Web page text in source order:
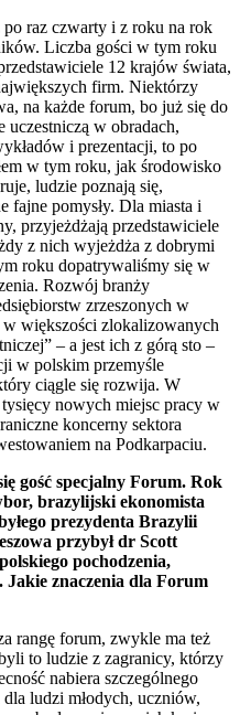
raz czwarty i z roku na rok
Liczba gości w tym roku
12 krajów świata,
firm. Niektórzy
na każde forum, bo już się do
w obradach,
i prezentacji, to po
w tym roku, jak środowisko
ludzie poznają się,
fajne pomysły. Dla miasta i
przyjeżdżają przedstawiciele
z nich wyjeżdża z dobrymi
roku dopatrywaliśmy się w
Rozwój branży
zrzeszonych w
większości zlokalizowanych
– a jest ich z górą sto –
w polskim przemyśle
ciągle się rozwija. W
nowych miejsc pracy w
koncerny sektora
na Podkarpaciu.
gość specjalny Forum. Rok
brazylijski ekonomista
prezydenta Brazylii
przybył dr Scott
pochodzenia,
Jakie znaczenia dla Forum
rangę forum, zwykle ma też
to ludzie z zagranicy, którzy
nabiera szczególnego
dla ludzi młodych, uczniów,